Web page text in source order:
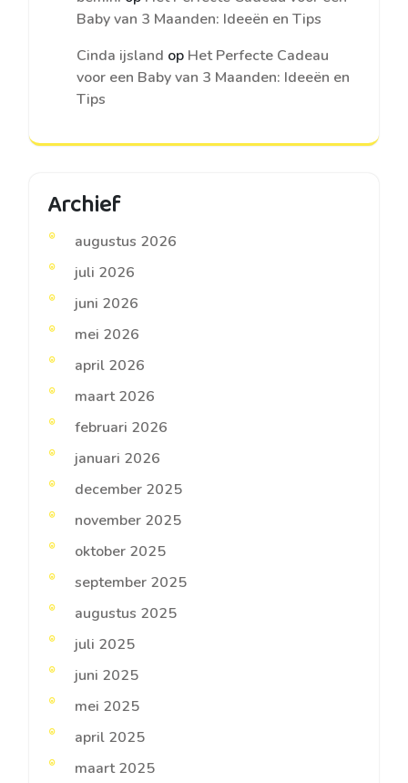
Baby van 3 Maanden: Ideeën en Tips
Cinda ijsland op Het Perfecte Cadeau
voor een Baby van 3 Maanden: Ideeën en
Tips
Archief
augustus 2026
juli 2026
juni 2026
mei 2026
april 2026
maart 2026
februari 2026
januari 2026
december 2025
november 2025
oktober 2025
september 2025
augustus 2025
juli 2025
juni 2025
mei 2025
april 2025
maart 2025